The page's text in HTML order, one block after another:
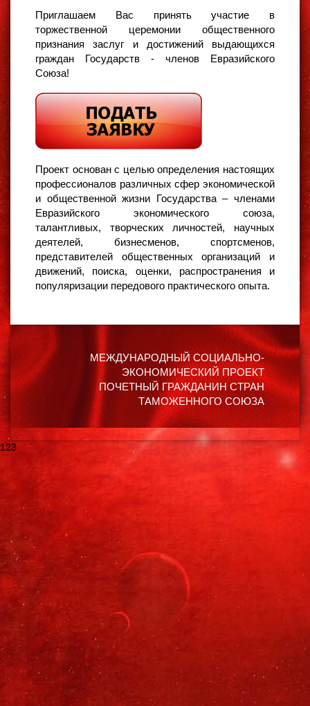
Приглашаем Вас принять участие в
торжественной церемонии общественного
признания заслуг и достижений выдающихся
граждан Государств - членов Евразийского
Союза!
Проект основан с целью определения настоящих
профессионалов различных сфер экономической
и общественной жизни Государства – членами
Евразийского экономического союза,
талантливых, творческих личностей, научных
деятелей, бизнесменов, спортсменов,
представителей общественных организаций и
движений, поиска, оценки, распространения и
популяризации передового практического опыта.
МЕЖДУНАРОДНЫЙ СОЦИАЛЬНО-
ЭКОНОМИЧЕСКИЙ ПРОЕКТ
ПОЧЕТНЫЙ ГРАЖДАНИН СТРАН
ТАМОЖЕННОГО СОЮЗА
123